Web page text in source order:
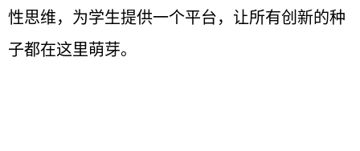
性思维，为学生提供一个平台，让所有创新的种
子都在这里萌芽。